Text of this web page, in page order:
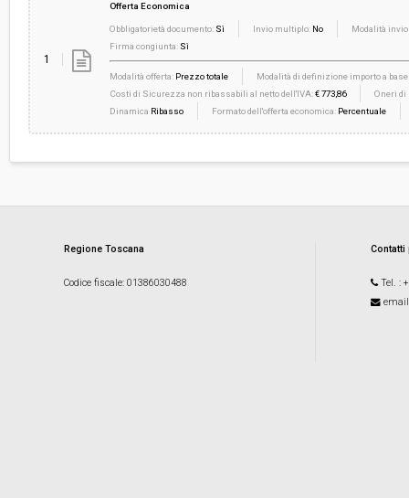
1
Offerta Economica
Obbligatorietà documento: Sì Invio multiplo: No
Modalità
Firma congiunta: Sì
Modalità offerta: Prezzo totale
Modalità di definizione importo a base
Costi di Sicurezza non ribassabili al netto dell'IVA:€ 773,86
Oneri di
Dinamica Ribasso Formato dell'offerta economica: Percentuale
Regione Toscana
Codice fiscale: 01386030488 Tel. :
email